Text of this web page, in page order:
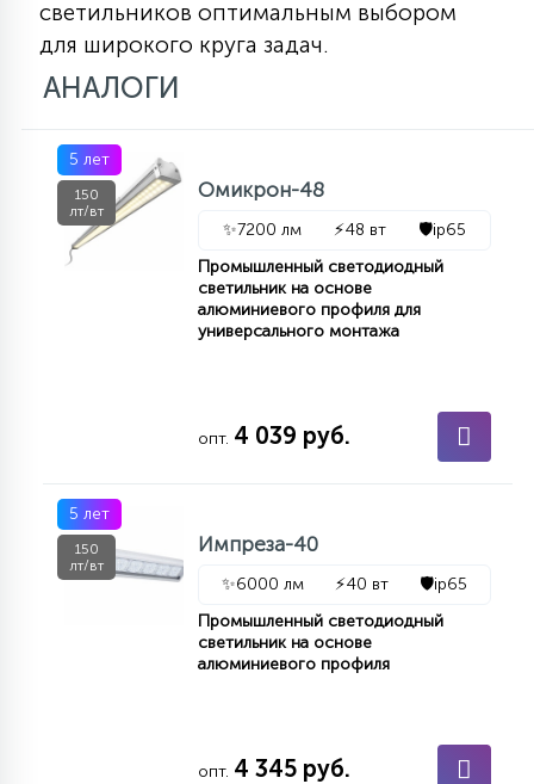
светильников оптимальным выбором
для широкого круга задач.
АНАЛОГИ
5 лет
150
лт/вт
Омикрон-48
✨7200 лм ⚡48 вт 🛡️ip65
Промышленный светодиодный
светильник на основе
алюминиевого профиля для
универсального монтажа
опт. 4 039 руб.
5 лет
150
лт/вт
Импреза-40
✨6000 лм ⚡40 вт 🛡️ip65
Промышленный светодиодный
светильник на основе
алюминиевого профиля
опт. 4 345 руб.